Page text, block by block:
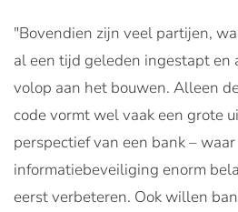
"Bovendien zijn veel partijen,
al een tijd geleden ingestapt en
volop aan het bouwen. Alleen
code vormt wel vaak een grote
perspectief van een bank –
informatiebeveiliging enorm
eerst verbeteren. Ook willen